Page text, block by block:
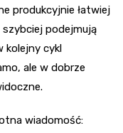
produkcyjnie łatwiej
podejmują
kolejny cykl
ale w dobrze
wiadomość: